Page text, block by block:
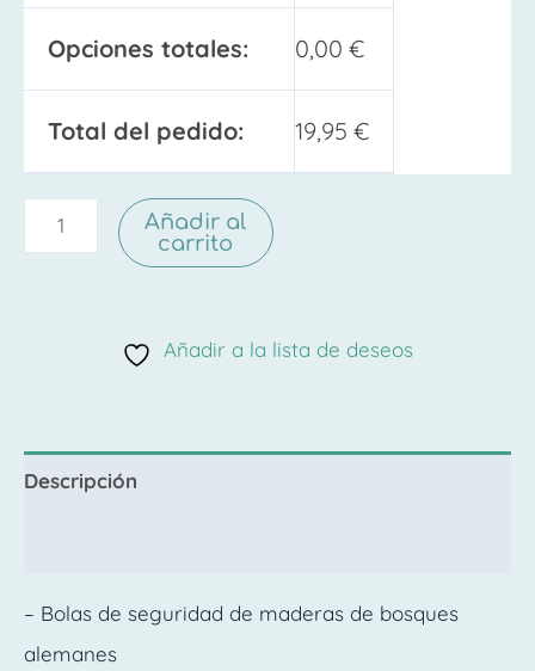
Opciones totales: 0,00 €
Total del pedido: 19,95 €
Añadir al
carrito
Añadir a la lista de deseos
Descripción
– Bolas de seguridad de maderas de bosques
alemanes